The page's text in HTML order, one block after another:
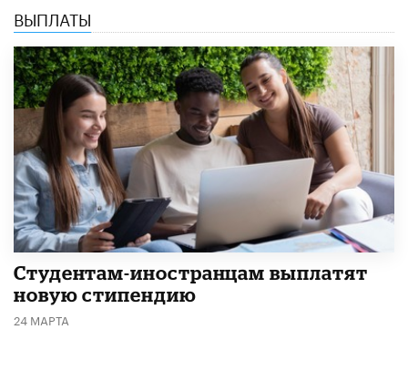
ВЫПЛАТЫ
Студентам-иностранцам выплатят
новую стипендию
24 МАРТА